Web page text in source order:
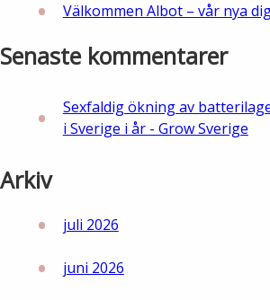
Välkommen Albot – vår nya
Senaste kommentarer
Sexfaldig ökning av
i Sverige i år - Grow Sverige
Arkiv
juli 2026
juni 2026